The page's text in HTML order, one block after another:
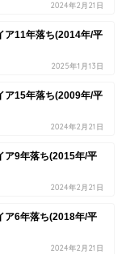
2024年2月21日
ア11年落ち(2014年/平
2025年1月13日
ア15年落ち(2009年/平
2024年2月21日
ア9年落ち(2015年/平
2024年2月21日
ア6年落ち(2018年/平
2024年2月21日